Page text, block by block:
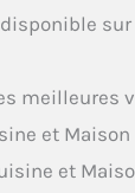
sur
meilleures
et
et